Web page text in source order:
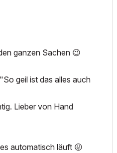
ganzen Sachen 😉
geil ist das alles auch
Lieber von Hand
automatisch läuft 😛